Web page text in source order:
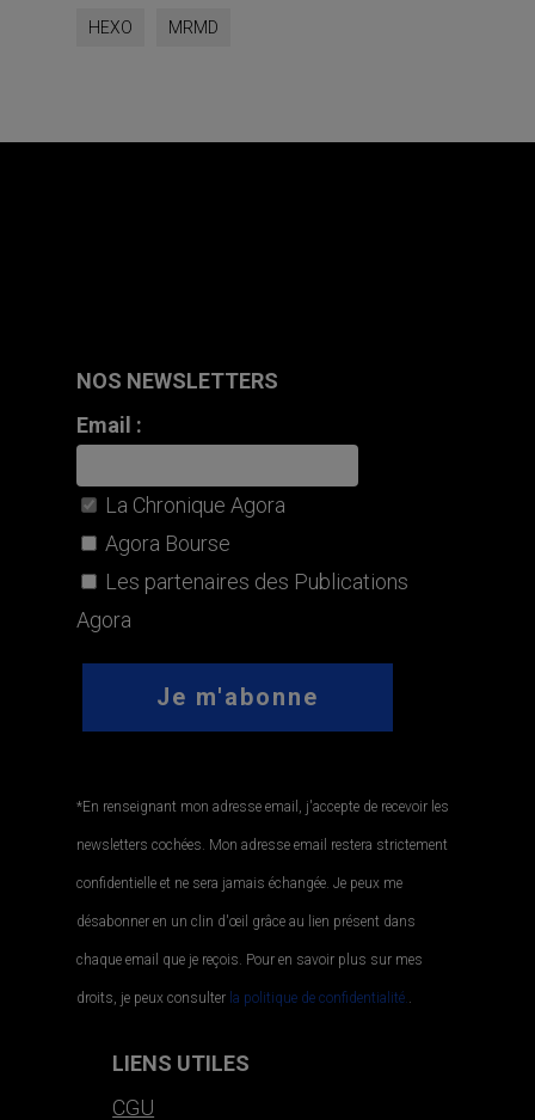
HEXO MRMD
NOS NEWSLETTERS
Email :
La Chronique Agora
Agora Bourse
Les partenaires des Publications
Agora
*En renseignant mon adresse email, j'accepte de recevoir les
newsletters cochées. Mon adresse email restera strictement
confidentielle et ne sera jamais échangée. Je peux me
désabonner en un clin d'œil grâce au lien présent dans
chaque email que je reçois. Pour en savoir plus sur mes
droits, je peux consulter la politique de confidentialité..
LIENS UTILES
CGU